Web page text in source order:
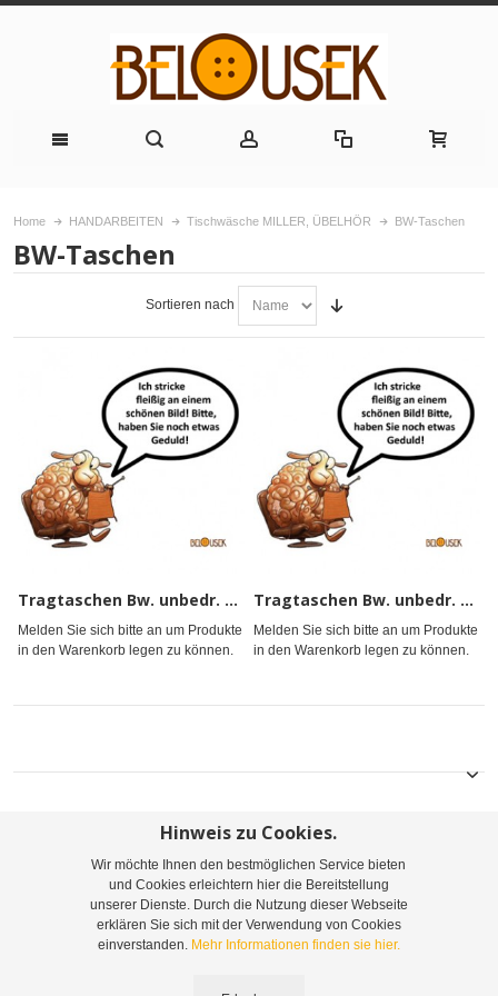
Home HANDARBEITEN Tischwäsche MILLER, ÜBELHÖR BW-Taschen
BW-Taschen
Sortieren nach
Tragtaschen Bw. unbedr. 25x21
Melden Sie sich bitte an um Produkte
in den Warenkorb legen zu können.
Tragtaschen Bw. unbedr. 38x42
Melden Sie sich bitte an um Produkte
in den Warenkorb legen zu können.
Sitemap Suchbegriffe Erweiterte Suche
Bestellungen und Rücksendungen Kontaktieren Sie uns
Hinweis zu Cookies.
Wir möchte Ihnen den bestmöglichen Service bieten
und Cookies erleichtern hier die Bereitstellung
unserer Dienste. Durch die Nutzung dieser Webseite
erklären Sie sich mit der Verwendung von Cookies
einverstanden. Mehr Informationen finden sie hier.